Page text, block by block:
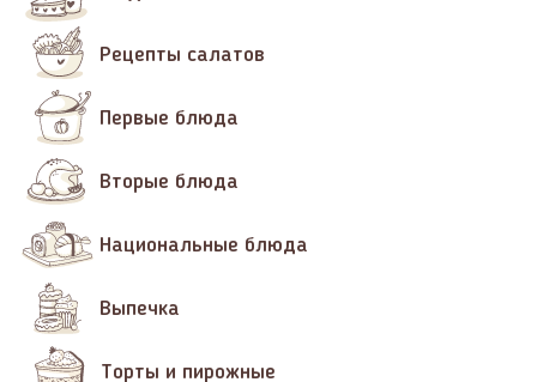
Рецепты салатов
Первые блюда
Вторые блюда
Национальные блюда
Выпечка
Торты и пирожные